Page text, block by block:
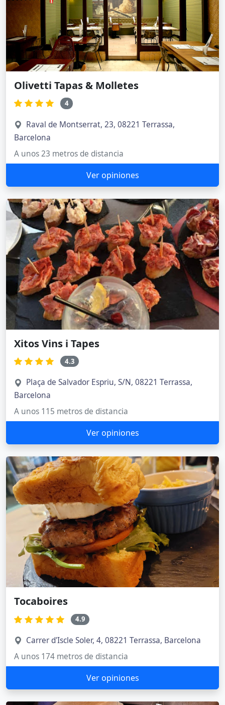
Olivetti Tapas & Molletes
4
Raval de Montserrat, 23, 08221 Terrassa,
Barcelona
A unos 23 metros de distancia
Ver opiniones
Xitos Vins i Tapes
4.3
Plaça de Salvador Espriu, S/N, 08221 Terrassa,
Barcelona
A unos 115 metros de distancia
Ver opiniones
Tocaboires
4.9
Carrer d'Iscle Soler, 4, 08221 Terrassa, Barcelona
A unos 174 metros de distancia
Ver opiniones